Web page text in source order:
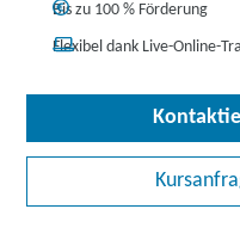
Bis zu 100 % Förderung
Flexibel dank Live-Online-